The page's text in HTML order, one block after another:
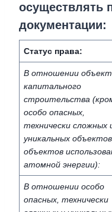
осуществлять
документации:
Статус права:
В отношении
капитального
строительства
особо опасных,
технически сложных
уникальных объектов,
объектов
атомной энергии):
В отношении особо
опасных, технически